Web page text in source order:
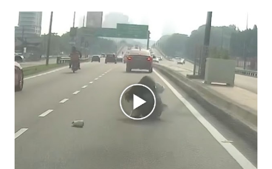
hiburan di kawasan berkenaan. Seorang mangsa disahkan
meninggal dunia di lokasi kejadian akibat terkena tembakan,
manakala seorang lagi mangsa mengalami kecederaan.
Turut dipercayai terdapat seorang lagi individu cedera
namun identitinya masih belum dikenal pasti selepas dibawa
keluar dari lokasi oleh kenalannya. Polis kini sedang giat
mengesan dua suspek yang masih bebas bagi membantu
siasatan lanjut. Kes disiasat mengikut Seksyen 302 Kanun
Keseksaan kerana membunuh. Orang ramai yang mempunyai